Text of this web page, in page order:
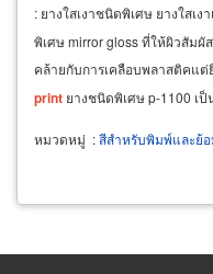
: ยางใสเงาชนิดพิเศษ ยางใสเง
พิเศษ mirror gloss ที่ให้ผิวสัม
คล้ายกับการเคลือบพลาสติคแ
print ยางชนิดพิเศษ p-1100 เ
หมวดหมู่ :สีสำหรับพิมพ์และย้